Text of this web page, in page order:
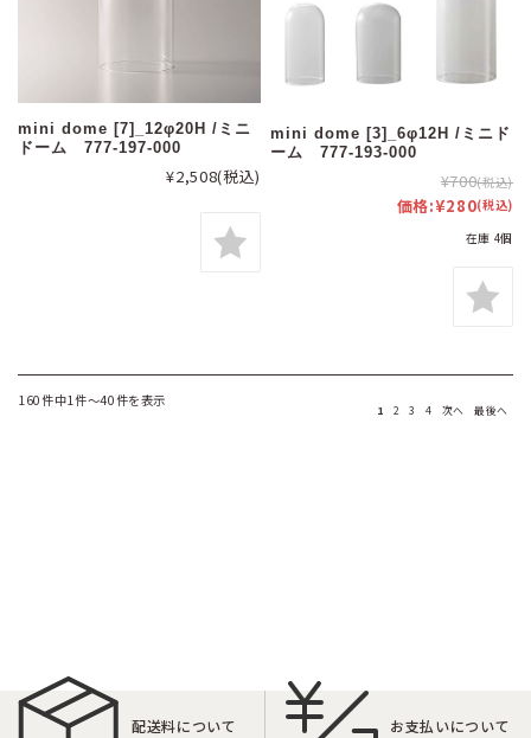
mini dome [7]_12φ20H /ミニ
ドーム 777-197-000
¥2,508(税込)
mini dome [3]_6φ12H /ミニド
ーム 777-193-000
¥700(税込)
価格:¥280(税込)
在庫 4個
160件中1件～40件を表示
1 2 3 4 次へ 最後へ
配送料について お支払いについて